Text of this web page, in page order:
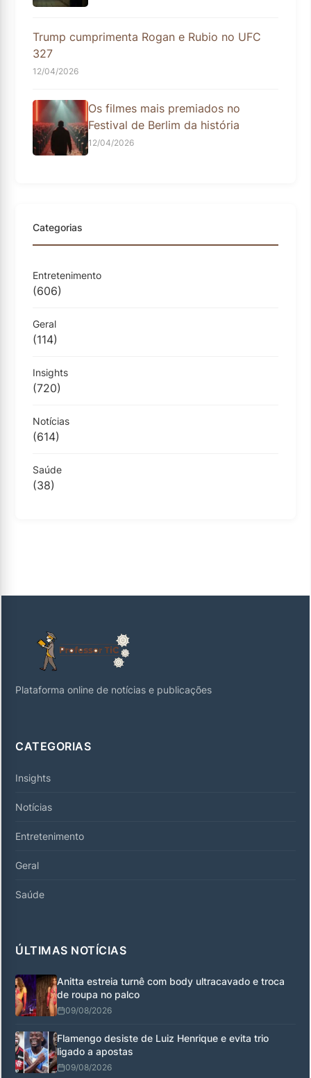
Trump cumprimenta Rogan e Rubio no UFC
327
12/04/2026
Os filmes mais premiados no
Festival de Berlim da história
12/04/2026
Categorias
Entretenimento
(606)
Geral
(114)
Insights
(720)
Notícias
(614)
Saúde
(38)
Plataforma online de notícias e publicações
CATEGORIAS
Insights
Notícias
Entretenimento
Geral
Saúde
ÚLTIMAS NOTÍCIAS
Anitta estreia turnê com body ultracavado e troca
de roupa no palco
09/08/2026
Flamengo desiste de Luiz Henrique e evita trio
ligado a apostas
09/08/2026